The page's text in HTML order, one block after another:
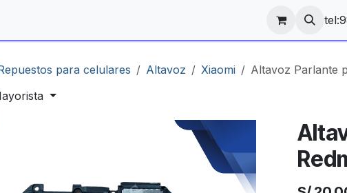
para celulares Altavoz Xiaomi Altavoz Parlante